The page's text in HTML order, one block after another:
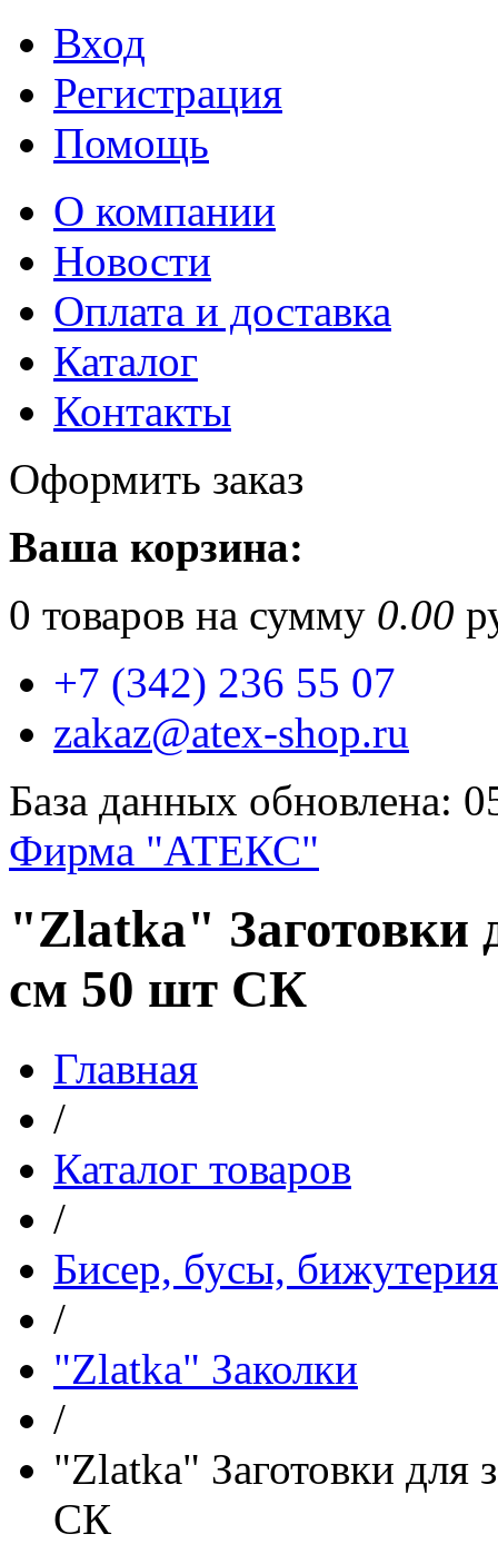
Вход
Регистрация
Помощь
О компании
Новости
Оплата и доставка
Каталог
Контакты
Оформить заказ
Ваша корзина:
0 товаров на сумму 0.00
+7 (342) 236 55 07
zakaz@atex-shop.ru
База данных обновлена:
Фирма "АТЕКС"
"Zlatka" Заготовки
см 50 шт СК
Главная
/
Каталог товаров
/
Бисер, бусы, бижутерия
/
"Zlatka" Заколки
/
"Zlatka" Заготовки для
СК